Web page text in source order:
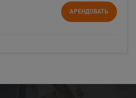
АРЕНДОВАТЬ